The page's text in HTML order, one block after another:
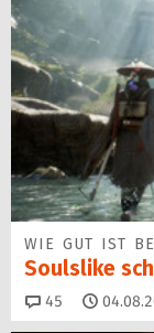
WIE GUT IST
Soulslike
45 Kommentare